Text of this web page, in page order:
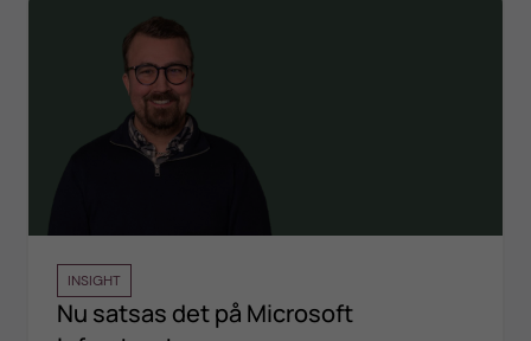
INSIGHT
Nu satsas det på Microsoft